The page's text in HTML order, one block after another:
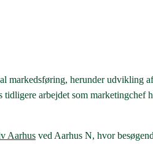
herunder udvikling
arbejdet som marketingchef
Aarhus ved Aarhus N, hvor